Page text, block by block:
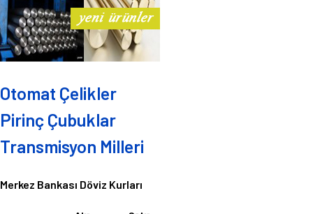
Otomat Çelikler
Pirinç Çubuklar
Transmisyon Milleri
Merkez Bankası Döviz Kurları